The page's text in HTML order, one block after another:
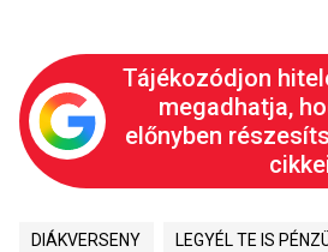
Tájékozódjon
megadhatja,
előnyben
DIÁKVERSENY LEGYÉL TE IS